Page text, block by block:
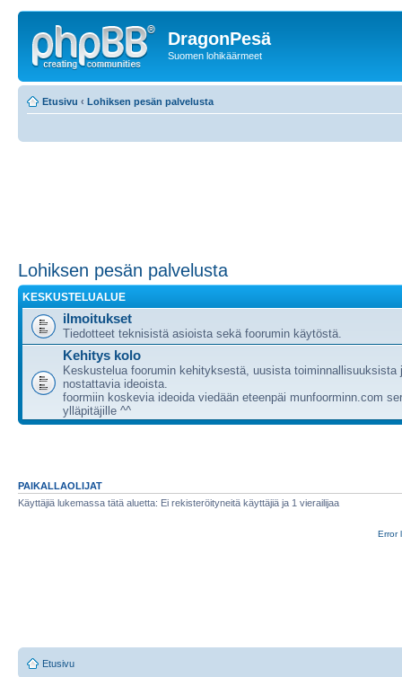
DragonPesä
Suomen lohikäärmeet
Etusivu ‹ Lohiksen pesän palvelusta
Lohiksen pesän palvelusta
KESKUSTELUALUE
ilmoitukset
Tiedotteet teknisistä asioista sekä foorumin käytöstä.
Kehitys kolo
Keskustelua foorumin kehityksestä, uusista toiminnallisuuksista
nostattavia ideoista.
foormiin koskevia ideoida viedään eteenpäi munfoorminn.com
ylläpitäjille ^^
PAIKALLAOLIJAT
Käyttäjiä lukemassa tätä aluetta: Ei rekisteröityneitä käyttäjiä ja 1 vierailijaa
Error
Etusivu